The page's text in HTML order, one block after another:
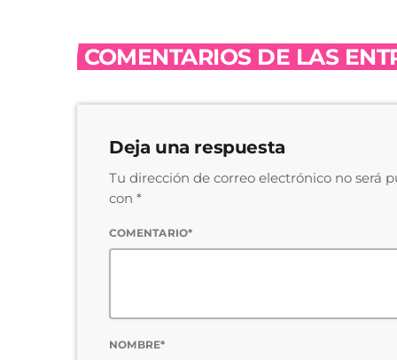
COMENTARIOS DE LAS
Deja una respuesta
Tu dirección de correo electrónico no será
con *
COMENTARIO*
NOMBRE*